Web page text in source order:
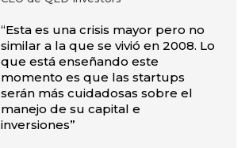
“Esta es una crisis mayor pero no
similar a la que se vivió en 2008. Lo
que está enseñando este
momento es que las startups
serán más cuidadosas sobre el
manejo de su capital e
inversiones”